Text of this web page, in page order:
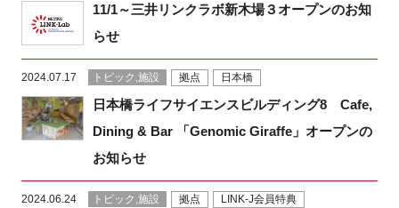
11/1～三井リンクラボ新木場３オープンのお知
らせ
2024.07.17 トピック,施設 拠点 日本橋
日本橋ライフサイエンスビルディング8 Cafe,
Dining & Bar 「Genomic Giraffe」オープンの
お知らせ
2024.06.24 トピック,施設 拠点 LINK-J会員特典